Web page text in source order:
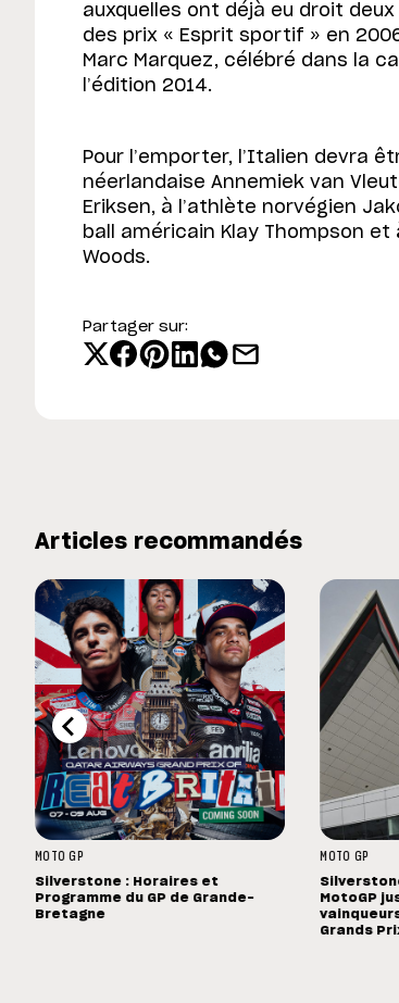
auxquelles ont déjà eu droit
des prix « Esprit sportif » en
Marc Marquez, célébré dans la
l’édition 2014.
Pour l’emporter, l’Italien devra
néerlandaise Annemiek van
Eriksen, à l’athlète norvégien
ball américain Klay Thompson
Woods.
Partager sur:
Articles recommandés
MOTO GP
Silverstone : Horaires et
Programme du GP de Grande-
Bretagne
MOTO GP
MotoGP
Grands